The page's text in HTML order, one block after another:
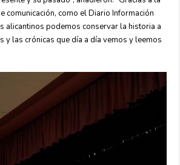
comunicación, como el Diario Información
alicantinos podemos conservar la historia a
y las crónicas que día a día vemos y leemos